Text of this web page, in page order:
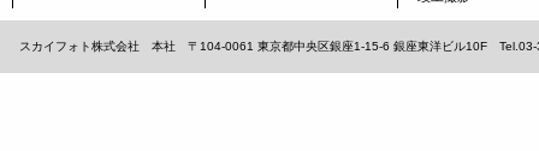
スカイフォト株式会社 本社 〒104-0061 東京都中央区銀座1-15-6 銀座東洋ビル10F